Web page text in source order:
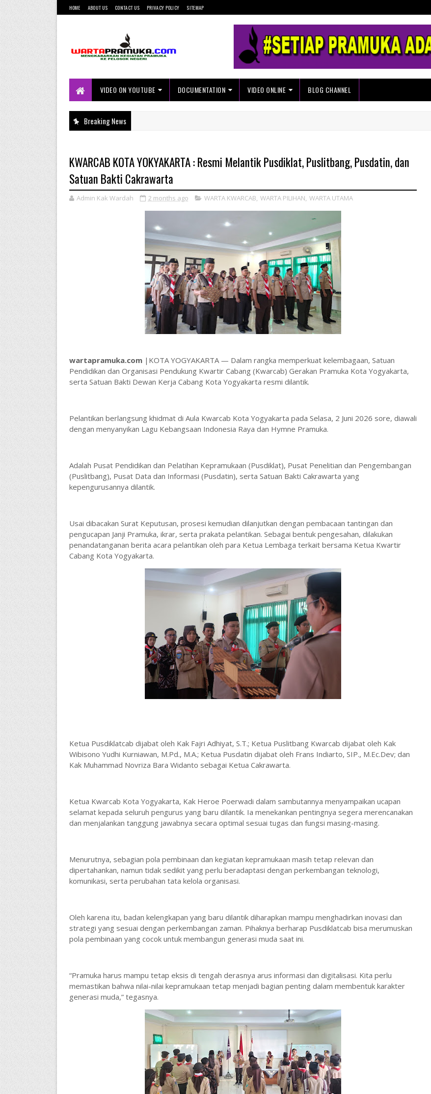
HOME ABOUT US CONTACT US PRIVACY POLICY SITEMAP
Pelosok Negeri
VIDEO ON YOUTUBE
DOCUMENTATION VIDEO ONLINE BLOG CHANNEL
Breaking News
KWARCAB KOTA YOKYAKARTA : Resmi Melantik Pusdiklat, Puslitbang, Pusdatin, dan
Satuan Bakti Cakrawarta
Admin Kak Wardah 2 months ago WARTA KWARCAB, WARTA PILIHAN, WARTA UTAMA
wartapramuka.com|KOTA YOGYAKARTA — Dalam rangka memperkuat kelembagaan, Satuan
Pendidikan dan Organisasi Pendukung Kwartir Cabang (Kwarcab) Gerakan Pramuka Kota Yogyakarta,
serta Satuan Bakti Dewan Kerja Cabang Kota Yogyakarta resmi dilantik.
Pelantikan berlangsung khidmat di Aula Kwarcab Kota Yogyakarta pada Selasa, 2 Juni 2026 sore, diawali
dengan menyanyikan Lagu Kebangsaan Indonesia Raya dan Hymne Pramuka.
Adalah Pusat Pendidikan dan Pelatihan Kepramukaan (Pusdiklat), Pusat Penelitian dan Pengembangan
(Puslitbang), Pusat Data dan Informasi (Pusdatin), serta Satuan Bakti Cakrawarta yang
kepengurusannya dilantik.
Usai dibacakan Surat Keputusan, prosesi kemudian dilanjutkan dengan pembacaan tantingan dan
pengucapan Janji Pramuka, ikrar, serta prakata pelantikan. Sebagai bentuk pengesahan, dilakukan
penandatanganan berita acara pelantikan oleh para Ketua Lembaga terkait bersama Ketua Kwartir
Cabang Kota Yogyakarta.
Ketua Pusdiklatcab dijabat oleh Kak Fajri Adhiyat, S.T.; Ketua Puslitbang Kwarcab dijabat oleh Kak
Wibisono Yudhi Kurniawan, M.Pd., M.A.; Ketua Pusdatin dijabat oleh Frans Indiarto, SIP., M.Ec.Dev; dan
Kak Muhammad Novriza Bara Widanto sebagai Ketua Cakrawarta.
Ketua Kwarcab Kota Yogyakarta, Kak Heroe Poerwadi dalam sambutannya menyampaikan ucapan
selamat kepada seluruh pengurus yang baru dilantik. Ia menekankan pentingnya segera merencanakan
dan menjalankan tanggung jawabnya secara optimal sesuai tugas dan fungsi masing-masing.
Menurutnya, sebagian pola pembinaan dan kegiatan kepramukaan masih tetap relevan dan
dipertahankan, namun tidak sedikit yang perlu beradaptasi dengan perkembangan teknologi,
komunikasi, serta perubahan tata kelola organisasi.
Oleh karena itu, badan kelengkapan yang baru dilantik diharapkan mampu menghadirkan inovasi dan
strategi yang sesuai dengan perkembangan zaman. Pihaknya berharap Pusdiklatcab bisa merumuskan
pola pembinaan yang cocok untuk membangun generasi muda saat ini.
“Pramuka harus mampu tetap eksis di tengah derasnya arus informasi dan digitalisasi. Kita perlu
memastikan bahwa nilai-nilai kepramukaan tetap menjadi bagian penting dalam membentuk karakter
generasi muda,” tegasnya.